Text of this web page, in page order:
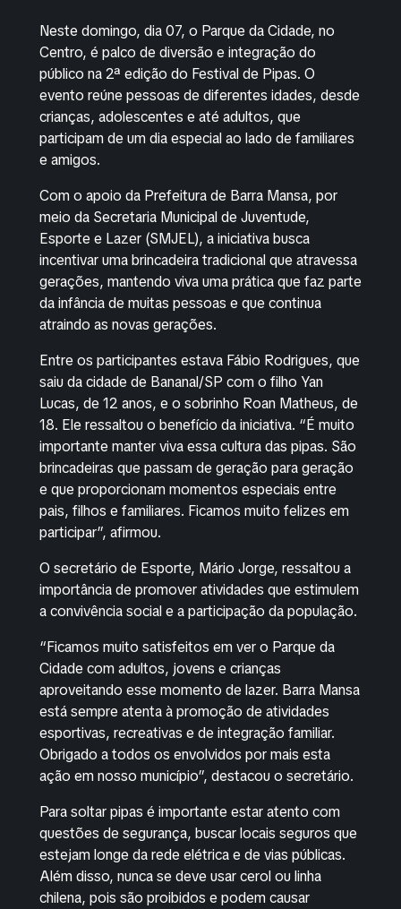
Neste domingo, dia 07, o Parque da Cidade, no
Centro, é palco de diversão e integração do
público na 2ª edição do Festival de Pipas. O
evento reúne pessoas de diferentes idades, desde
crianças, adolescentes e até adultos, que
participam de um dia especial ao lado de familiares
e amigos.
Com o apoio da Prefeitura de Barra Mansa, por
meio da Secretaria Municipal de Juventude,
Esporte e Lazer (SMJEL), a iniciativa busca
incentivar uma brincadeira tradicional que atravessa
gerações, mantendo viva uma prática que faz parte
da infância de muitas pessoas e que continua
atraindo as novas gerações.
Entre os participantes estava Fábio Rodrigues, que
saiu da cidade de Bananal/SP com o filho Yan
Lucas, de 12 anos, e o sobrinho Roan Matheus, de
18. Ele ressaltou o benefício da iniciativa. “É muito
importante manter viva essa cultura das pipas. São
brincadeiras que passam de geração para geração
e que proporcionam momentos especiais entre
pais, filhos e familiares. Ficamos muito felizes em
participar”, afirmou.
O secretário de Esporte, Mário Jorge, ressaltou a
importância de promover atividades que estimulem
a convivência social e a participação da população.
“Ficamos muito satisfeitos em ver o Parque da
Cidade com adultos, jovens e crianças
aproveitando esse momento de lazer. Barra Mansa
está sempre atenta à promoção de atividades
esportivas, recreativas e de integração familiar.
Obrigado a todos os envolvidos por mais esta
ação em nosso município”, destacou o secretário.
Para soltar pipas é importante estar atento com
questões de segurança, buscar locais seguros que
estejam longe da rede elétrica e de vias públicas.
Além disso, nunca se deve usar cerol ou linha
chilena, pois são proibidos e podem causar